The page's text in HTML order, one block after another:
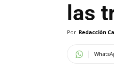
las
Por Redacción